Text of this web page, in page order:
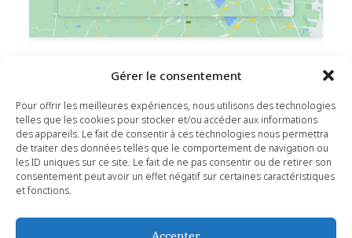
Gérer le consentement
Pour offrir les meilleures expériences, nous utilisons des technologies
telles que les cookies pour stocker et/ou accéder aux informations
des appareils. Le fait de consentir à ces technologies nous permettra
de traiter des données telles que le comportement de navigation ou
les ID uniques sur ce site. Le fait de ne pas consentir ou de retirer son
consentement peut avoir un effet négatif sur certaines caractéristiques
et fonctions.
Accepter
Espace culturel – Foyer W. Broche
Route de Saint-Maximin
Saint-Siffret, 30700
Voir Lieu site web
Conseil Municipal Après-midi dansant